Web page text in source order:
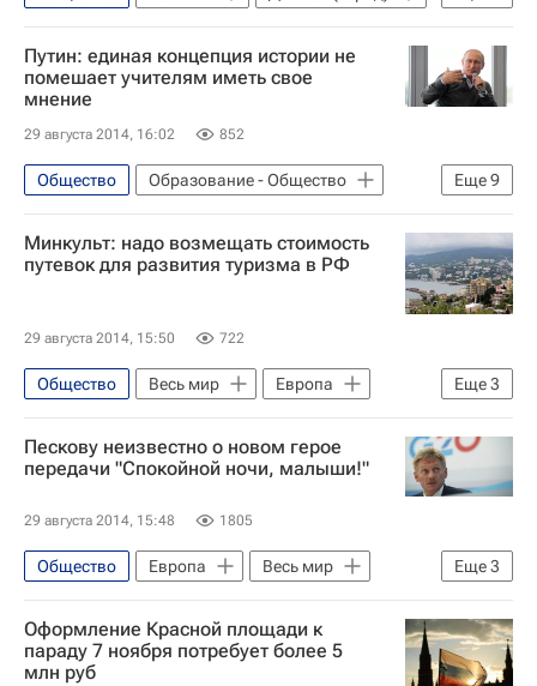
Грозный
Европа
Северо-Кавказский ФО
Сирия
Азия
Ахмат Кадыров (политик)
Равиль Гайнутдин
Саид Афанди Чиркейский
Совет муфтиев России
Рамадан
Путин: единая концепция истории не
помешает учителям иметь свое
мнение
29 августа 2014, 16:02 852
Еще9
Общество
Образование - Общество
Тверская область
Центральный ФО
Весь мир
Европа
Российское историческое общество
Селигер
Россия
Минкульт: надо возмещать стоимость
путевок для развития туризма в РФ
29 августа 2014, 15:50 722
Еще3
Общество Весь мир
Европа
Алла Манилова
Пескову неизвестно о новом герое
передачи "Спокойной ночи, малыши!"
29 августа 2014, 15:48 1805
Еще3
Общество Европа
Весь мир
Владимир Путин
Дмитрий Песков
Россия
Оформление Красной площади к
параду 7 ноября потребует более 5
млн руб